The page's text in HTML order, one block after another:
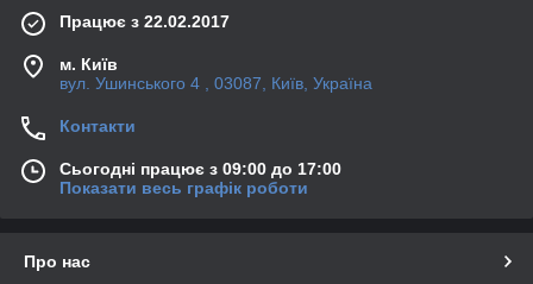
Працює з 22.02.2017
м. Київ
вул. Ушинського 4 , 03087, Київ, Україна
Контакти
Сьогодні працює з 09:00 до 17:00
Показати весь графік роботи
Про нас